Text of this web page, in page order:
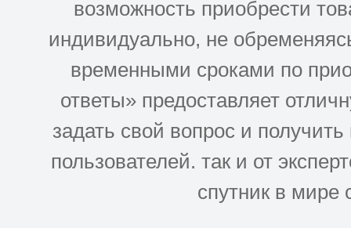
возможность приобрести
индивидуально, не
временными сроками по
ответы» предоставляет
задать свой вопрос и
пользователей. так и от
спутник в